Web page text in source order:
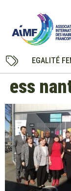
EGALITÉ
ess